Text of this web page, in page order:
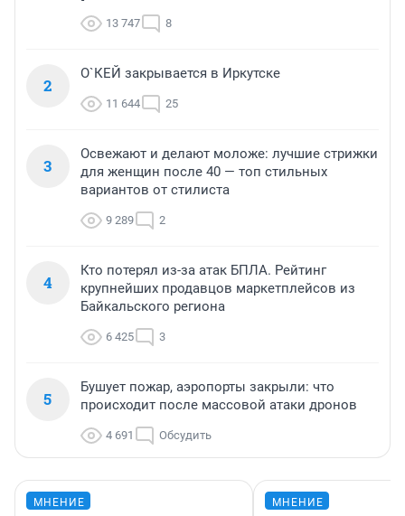
13 747 8
2
О`КЕЙ закрывается в Иркутске
11 644 25
3
Освежают и делают моложе: лучшие стрижки
для женщин после 40 — топ стильных
вариантов от стилиста
9 289 2
4
Кто потерял из-за атак БПЛА. Рейтинг
крупнейших продавцов маркетплейсов из
Байкальского региона
6 425 3
5
Бушует пожар, аэропорты закрыли: что
происходит после массовой атаки дронов
4 691 Обсудить
МНЕНИЕ МНЕНИЕ